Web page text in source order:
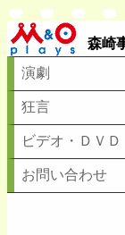
森崎
演劇
狂言
ビデオ・ＤＶＤ
お問い合わせ